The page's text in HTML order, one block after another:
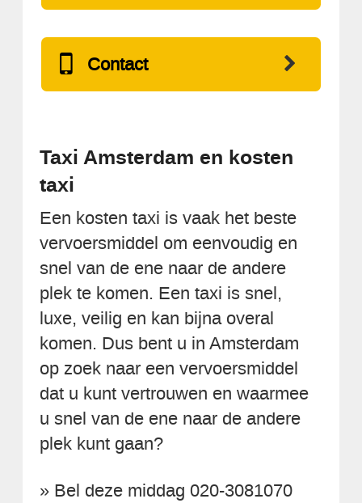
Contact
Taxi Amsterdam en kosten
taxi
Een kosten taxi is vaak het beste
vervoersmiddel om eenvoudig en
snel van de ene naar de andere
plek te komen. Een taxi is snel,
luxe, veilig en kan bijna overal
komen. Dus bent u in Amsterdam
op zoek naar een vervoersmiddel
dat u kunt vertrouwen en waarmee
u snel van de ene naar de andere
plek kunt gaan?
» Bel deze middag 020-3081070